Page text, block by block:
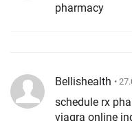
pharmacy
Bellishealth •
schedule rx
viagra online